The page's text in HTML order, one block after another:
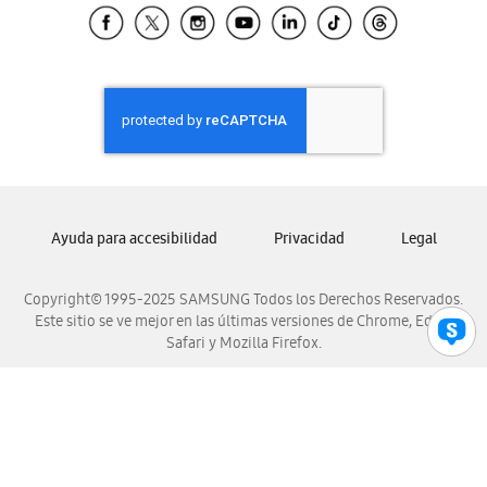
Samsung El Salvador
Samsung Honduras
Samsung Nicaragua
Samsung Panamá
Samsung Venezuela
Copyright© 1995-2025 SAMSUNG Todos los Derechos Reservados.
Este sitio se ve mejor en las últimas versiones de Chrome, Edge,
Safari y Mozilla Firefox.
Ayuda para accesibilidad Privacidad Legal